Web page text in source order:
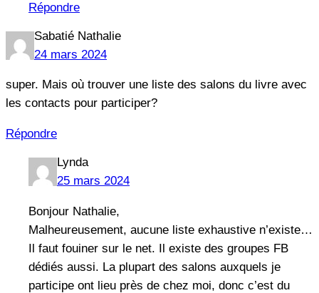
Répondre
Sabatié Nathalie
24 mars 2024
super. Mais où trouver une liste des salons du livre avec
les contacts pour participer?
Répondre
Lynda
25 mars 2024
Bonjour Nathalie,
Malheureusement, aucune liste exhaustive n’existe…
Il faut fouiner sur le net. Il existe des groupes FB
dédiés aussi. La plupart des salons auxquels je
participe ont lieu près de chez moi, donc c’est du